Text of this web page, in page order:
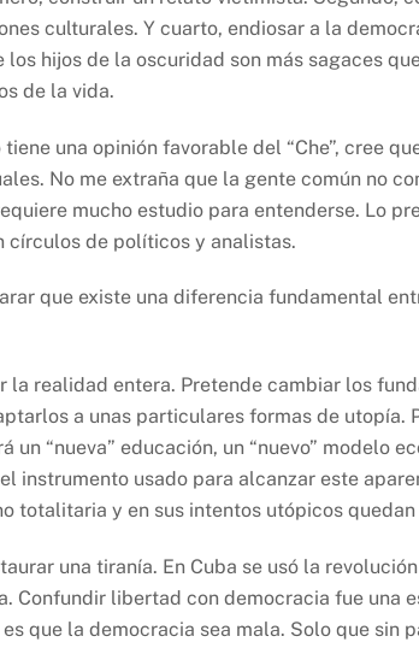
culturales. Y cuarto, endiosar a la
los hijos de la oscuridad son más sagaces
de la vida.
una opinión favorable del “Che”, cree
No me extraña que la gente común no
mucho estudio para entenderse. Lo
círculos de políticos y analistas.
que existe una diferencia fundamental
la realidad entera. Pretende cambiar los
a unas particulares formas de utopía.
un “nueva” educación, un “nuevo” modelo
instrumento usado para alcanzar este
totalitaria y en sus intentos utópicos
una tiranía. En Cuba se usó la
Confundir libertad con democracia fue una
que la democracia sea mala. Solo que sin